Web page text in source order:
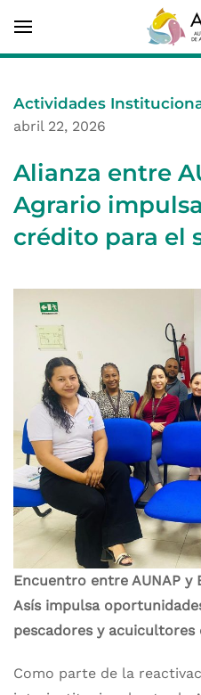
Actividades
abril 22, 2026
Alianza entre
Agrario
crédito para el
Encuentro entre AUNAP y
Asís impulsa
pescadores y
Como parte de la